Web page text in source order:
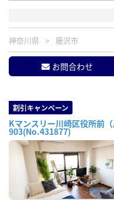
神奈川県 藤沢市
お問合わせ
割引キャンペーン
Kマンスリー川崎区役所前
903(No.431877)